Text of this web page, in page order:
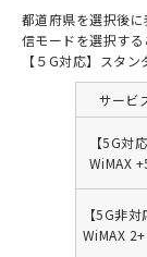
都道府県を選択後
信モードを選択す
【５G対応】スタン
サービ
【5G対応
WiMAX
【5G非対
WiMAX 2+